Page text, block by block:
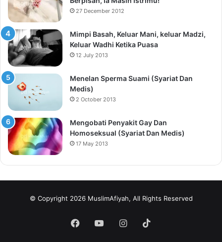
27 December 2012
Mimpi Basah, Keluar Mani, keluar Madzi,
Keluar Wadhi Ketika Puasa
12 July 2013
Menelan Sperma Suami (Syariat Dan
Medis)
2 October 2013
Mengobati Penyakit Gay Dan
Homoseksual (Syariat Dan Medis)
17 May 2013
© Copyright 2026 MuslimAfiyah, All Rights Reserved
Facebook
YouTubeInstagram